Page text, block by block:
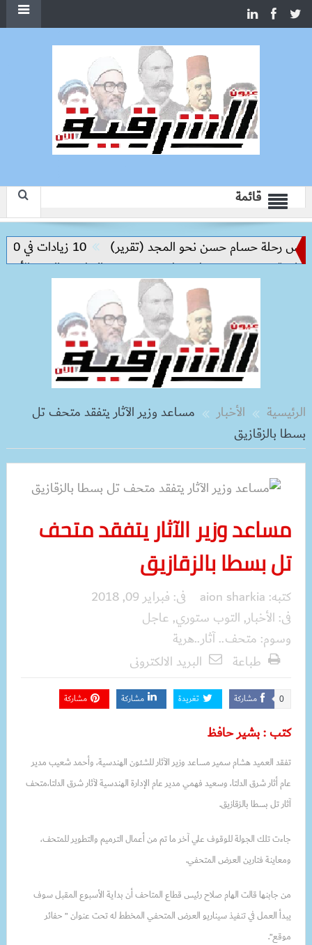
قائمة
رحلة حسام حسن نحو المجد (تقرير)
10 زيادات في 10 سنوات.. هل حان الوقت لرفع دعم البنزين نهائيا؟
ومحمود مصطفى طه يقود مسيرة التطوير والتميز الأكاديمي
الرئيسية الأخبار
مساعد وزير الآثار يتفقد متحف تل
بسطا بالزقازيق
مساعد وزير الآثار يتفقد متحف
تل بسطا بالزقازيق
كتبه: aion sharkia فى: فبراير 09, 2018
فى: الأخبار, التوب ستوري, عاجل
وسوم: متحف.. آثار..هرية
طباعة
البريد الالكترونى
مشاركة 0 تغريدة مشاركة مشاركة
كتب : بشير حافظ
تفقد العميد هشام سمير مساعد وزير الآثار للشئون الهندسية، وأحمد شعيب مدير
عام أثار شرق الدلتا، وسعيد فهمي مدير عام الإدارة الهندسية لآثار شرق الدلتا،متحف
آثار تل بسطا بالزقازيق.
جاءت تلك الجولة للوقوف علي آخر ما تم من أعمال الترميم والتطوير للمتحف،
ومعاينة فتارين العرض المتحفي.
من جابنها قالت الهام صلاح رئيس قطاع المتاحف أن بداية الأسبوع المقبل سوف
يبدأ العمل في تنفيذ سيناريو العرض المتحفي المخطط له تحت عنوان ” حفائر
موقع”.